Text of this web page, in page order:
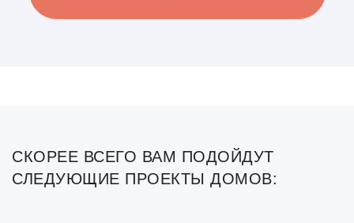
СКОРЕЕ ВСЕГО ВАМ ПОДОЙДУТ
СЛЕДУЮЩИЕ ПРОЕКТЫ ДОМОВ: